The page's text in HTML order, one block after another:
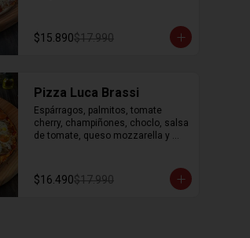
$15.890$17.990
Pizza Luca Brassi
Espárragos, palmitos, tomate
cherry, champiñones, choclo, salsa
de tomate, queso mozzarella y
$16.490$17.990